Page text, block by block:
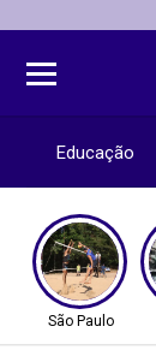
Educação
São Paulo